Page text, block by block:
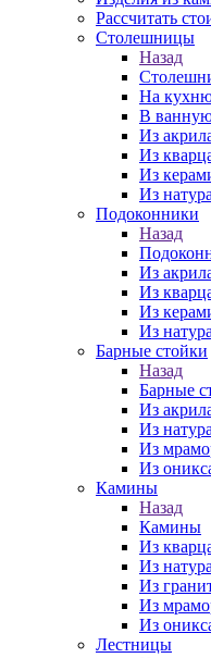
Рассчитать
Столешницы
Назад
На
В
Из
Из
Из
Из
Подоконники
Назад
Из
Из
Из
Из
Барные стойки
Назад
Барные
Из
Из
Из
Из
Камины
Назад
Камины
Из
Из
Из
Из
Из
Лестницы